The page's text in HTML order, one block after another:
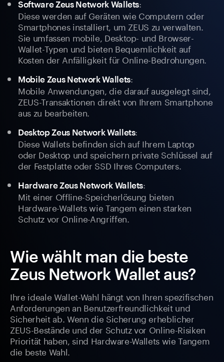
Software Zeus Network Wallets:
Diese werden auf Geräten wie Computern oder
Smartphones installiert, um ZEUS zu verwalten.
Sie umfassen mobile, Desktop- und Browser-
Wallet-Typen und bieten Bequemlichkeit auf
Kosten der Anfälligkeit für Online-Bedrohungen.
Mobile Zeus Network Wallets:
Mobile Anwendungen, die darauf ausgelegt sind,
ZEUS-Transaktionen direkt von Ihrem Smartphone
aus zu bearbeiten.
Desktop Zeus Network Wallets:
Diese Wallets befinden sich auf Ihrem Laptop
oder Desktop und speichern private Schlüssel auf
der Festplatte oder SSD Ihres Computers.
Hardware Zeus Network Wallets:
Mit einer Offline-Speicherlösung bieten
Hardware-Wallets wie Tangem einen starken
Schutz vor Online-Angriffen.
Wie wählt man die beste
Zeus Network Wallet aus?
Ihre ideale Wallet-Wahl hängt von Ihren spezifischen
Anforderungen an Benutzerfreundlichkeit und
Sicherheit ab. Wenn die Sicherung erheblicher
ZEUS-Bestände und der Schutz vor Online-Risiken
Priorität haben, sind Hardware-Wallets wie Tangem
die beste Wahl.